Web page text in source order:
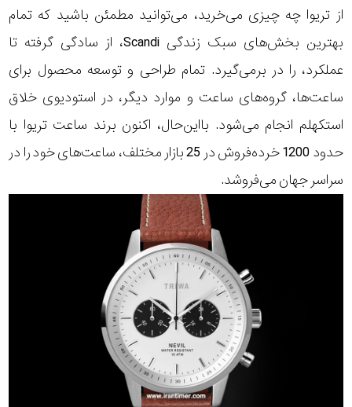
از تریوا چه چیزی می‌خرید، می‌توانید مطمئن باشید که تمام
بهترین بخش‌های سبک زندگی Scandi، از سادگی گرفته تا
عملکرد، را در برمی‌گیرد. تمام طراحی و توسعه محصول برای
ساعت‌ها، گروه‌های ساعت و موارد دیگر، در استودیوی خلاق
استکهلم انجام می‌شود. بااین‌حال، اکنون برند ساعت تریوا با
حدود 1200 خرده‌فروش در 25 بازار مختلف، ساعت‌های خود را در
سراسر جهان می‌فروشد.